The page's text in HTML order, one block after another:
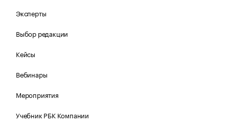
Эксперты
Выбор редакции
Кейсы
Вебинары
Мероприятия
Учебник РБК Компании